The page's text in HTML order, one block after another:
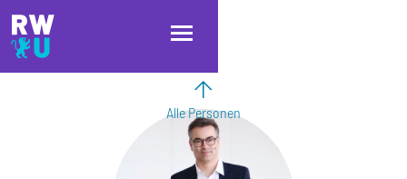
Direkt zum Inhalt
Direkt zur Hauptnavigation
Direkt zum Fußbereich
Alle Personen